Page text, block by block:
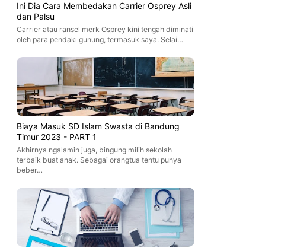
Ini Dia Cara Membedakan Carrier Osprey Asli
dan Palsu
Carrier atau ransel merk Osprey kini tengah diminati
oleh para pendaki gunung, termasuk saya. Selai…
Biaya Masuk SD Islam Swasta di Bandung
Timur 2023 - PART 1
Akhirnya ngalamin juga, bingung milih sekolah
terbaik buat anak. Sebagai orangtua tentu punya
beber…